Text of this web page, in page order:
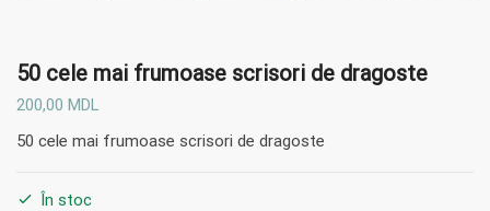
50 cele mai frumoase scrisori de dragoste
200,00 MDL
50 cele mai frumoase scrisori de dragoste
În stoc